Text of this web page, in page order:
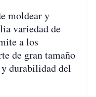
moldear y
variedad de
a los
de gran tamaño
durabilidad del